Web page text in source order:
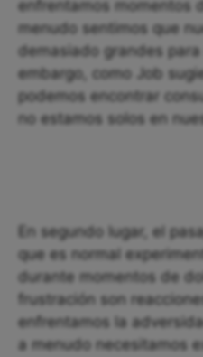
enfrentamos momentos
menudo sentimos que
demasiado grandes
embargo, como Job
podemos encontrar
no estamos solos en
En segundo lugar, el
que es normal
durante momentos de
frustración son
enfrentamos la
a menudo necesitamos